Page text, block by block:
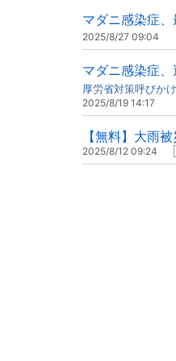
マダニ感染症
2025/8/27 09:04
マダニ感染症
厚労省対策呼びかけ
2025/8/19 14:17
【無料】大雨
2025/8/12 09:24